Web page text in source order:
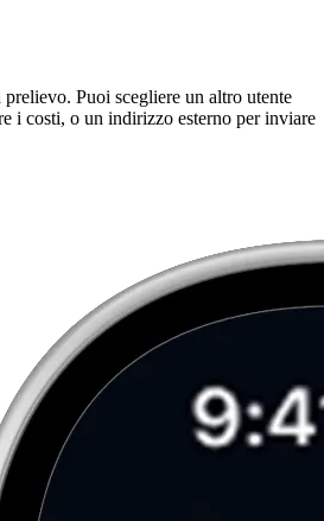
prelievo. Puoi scegliere un altro utente
i costi, o un indirizzo esterno per inviare